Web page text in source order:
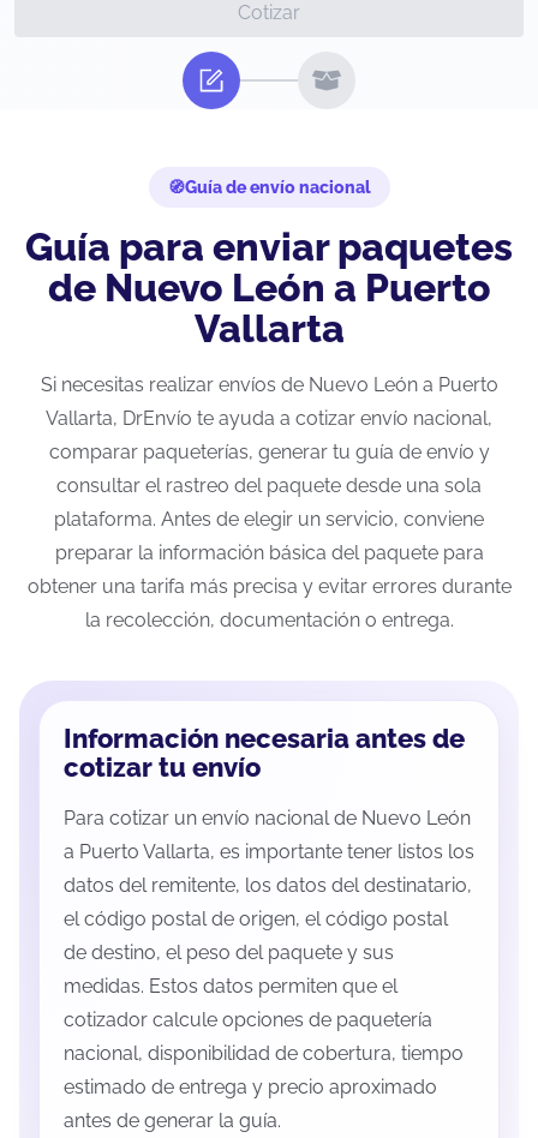
Cotizar
Guía de envío nacional
Guía para enviar paquetes
de Nuevo León a Puerto
Vallarta
Si necesitas realizar envíos de Nuevo León a Puerto
Vallarta, DrEnvío te ayuda a cotizar envío nacional,
comparar paqueterías, generar tu guía de envío y
consultar el rastreo del paquete desde una sola
plataforma. Antes de elegir un servicio, conviene
preparar la información básica del paquete para
obtener una tarifa más precisa y evitar errores durante
la recolección, documentación o entrega.
Información necesaria antes de
cotizar tu envío
Para cotizar un envío nacional de Nuevo León
a Puerto Vallarta, es importante tener listos los
datos del remitente, los datos del destinatario,
el código postal de origen, el código postal
de destino, el peso del paquete y sus
medidas. Estos datos permiten que el
cotizador calcule opciones de paquetería
nacional, disponibilidad de cobertura, tiempo
estimado de entrega y precio aproximado
antes de generar la guía.